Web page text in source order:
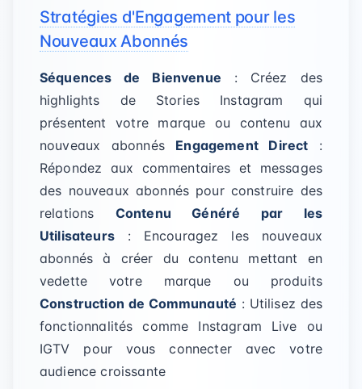
Stratégies d'Engagement pour les
Nouveaux Abonnés
Séquences de Bienvenue : Créez des
highlights de Stories Instagram qui
présentent votre marque ou contenu aux
nouveaux abonnés Engagement Direct :
Répondez aux commentaires et messages
des nouveaux abonnés pour construire des
relations Contenu Généré par les
Utilisateurs: Encouragez les nouveaux
abonnés à créer du contenu mettant en
vedette votre marque ou produits
Construction de Communauté : Utilisez des
fonctionnalités comme Instagram Live ou
IGTV pour vous connecter avec votre
audience croissante